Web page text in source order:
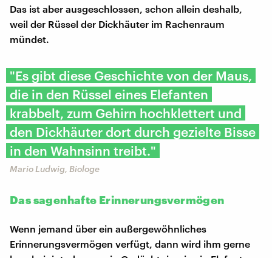
Das ist aber ausgeschlossen, schon allein deshalb,
weil der Rüssel der Dickhäuter im Rachenraum
mündet.
"Es gibt diese Geschichte von der Maus,
die in den Rüssel eines Elefanten
krabbelt, zum Gehirn hochklettert und
den Dickhäuter dort durch gezielte Bisse
in den Wahnsinn treibt."
Mario Ludwig, Biologe
Das sagenhafte Erinnerungsvermögen
Wenn jemand über ein außergewöhnliches
Erinnerungsvermögen verfügt, dann wird ihm gerne